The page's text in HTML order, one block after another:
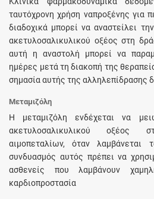
ταυτόχρονη χρήση ναπροξένης για
διαδοχικά μπορεί να αναστείλει
ακετυλοσαλικυλικού οξέος στη
αυτή η αναστολή μπορεί να
ημέρες μετά τη διακοπή της
σημασία αυτής της αλληλεπίδρασης
Mεταμιζόλη
Η μεταμιζόλη ενδέχεται να
ακετυλοσαλικυλικού
αιμοπεταλίων, όταν λαμβάνεται
συνδυασμός αυτός πρέπει να
ασθενείς που λαμβάνουν
καρδιοπροστασία